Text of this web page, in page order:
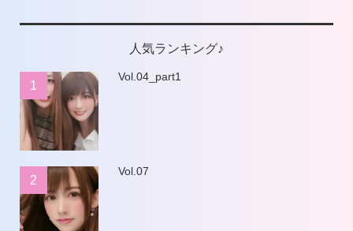
人気ランキング♪
1
Vol.04_part1
2
Vol.07